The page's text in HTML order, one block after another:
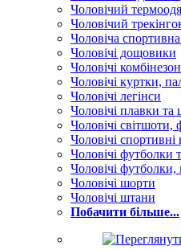
Чоловічий
Чоловічий
Чоловіча спортивна
Чоловічі дощовики
Чоловічі
Чоловічі куртки,
Чоловічі легінси
Чоловічі плавки
Чоловічі світшоти,
Чоловічі
Чоловічі футболки
Чоловічі
Чоловічі шорти
Чоловічі штани
Побачити більше...